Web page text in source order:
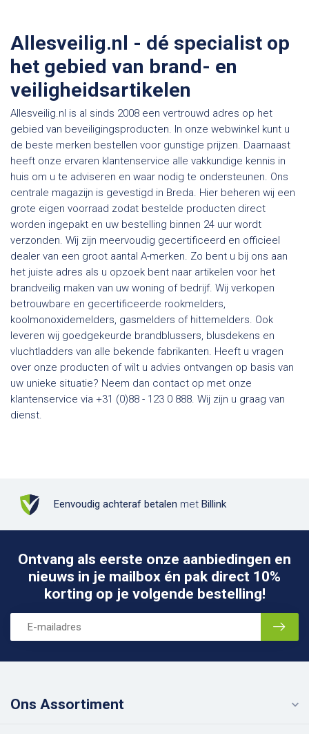
Allesveilig.nl - dé specialist op
het gebied van brand- en
veiligheidsartikelen
Allesveilig.nl is al sinds 2008 een vertrouwd adres op het
gebied van beveiligingsproducten. In onze webwinkel kunt u
de beste merken bestellen voor gunstige prijzen. Daarnaast
heeft onze ervaren klantenservice alle vakkundige kennis in
huis om u te adviseren en waar nodig te ondersteunen. Ons
centrale magazijn is gevestigd in Breda. Hier beheren wij een
grote eigen voorraad zodat bestelde producten direct
worden ingepakt en uw bestelling binnen 24 uur wordt
verzonden. Wij zijn meervoudig gecertificeerd en officieel
dealer van een groot aantal A-merken. Zo bent u bij ons aan
het juiste adres als u opzoek bent naar artikelen voor het
brandveilig maken van uw woning of bedrijf. Wij verkopen
betrouwbare en gecertificeerde rookmelders,
koolmonoxidemelders, gasmelders of hittemelders. Ook
leveren wij goedgekeurde brandblussers, blusdekens en
vluchtladders van alle bekende fabrikanten. Heeft u vragen
over onze producten of wilt u advies ontvangen op basis van
uw unieke situatie? Neem dan contact op met onze
klantenservice via +31 (0)88 - 123 0 888. Wij zijn u graag van
dienst.
Eenvoudig achteraf betalen met Billink
Ontvang als eerste onze aanbiedingen en
nieuws in je mailbox én pak direct 10%
korting op je volgende bestelling!
Ons Assortiment